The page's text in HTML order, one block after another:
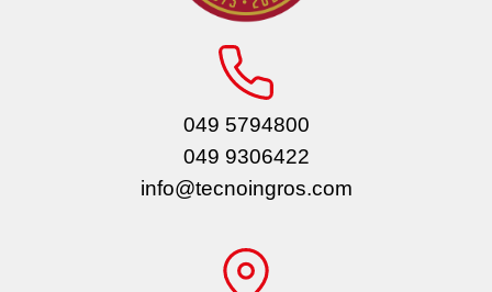
049 5794800
049 9306422
info@tecnoingros.com